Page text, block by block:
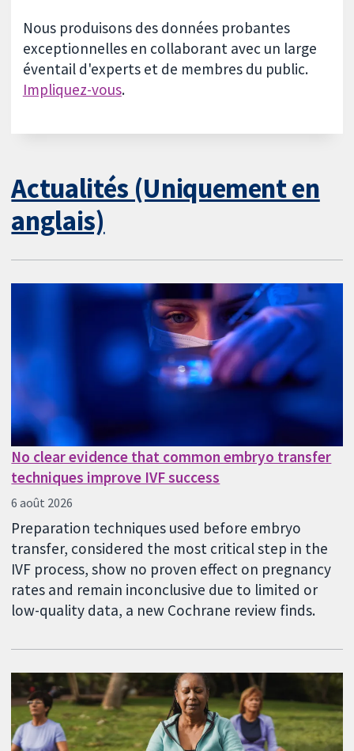
Nous produisons des données probantes
exceptionnelles en collaborant avec un large
éventail d'experts et de membres du public.
Impliquez-vous.
Actualités (Uniquement en
anglais)
No clear evidence that common embryo transfer
techniques improve IVF success
6 août 2026
Preparation techniques used before embryo
transfer, considered the most critical step in the
IVF process, show no proven effect on pregnancy
rates and remain inconclusive due to limited or
low-quality data, a new Cochrane review finds.